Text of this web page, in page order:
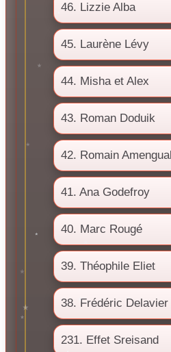
46. Lizzie Alba
45. Laurène Lévy
44. Misha et Alex
43. Roman Doduik
42. Romain Amengual
41. Ana Godefroy
40. Marc Rougé
39. Théophile Eliet
38. Frédéric Delavier
231. Effet Sreisand